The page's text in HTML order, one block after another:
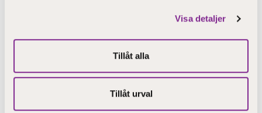
Visa detaljer
Tillåt alla
Tillåt urval
Utbildning
Till nyantagna
studerande
Kyrkans svenska